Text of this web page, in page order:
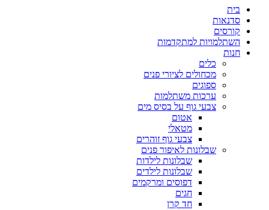
בית
סדנאות
קורסים
השתלמויות למתקדמות
חנות
כלים
מכחולים לציורי פנים
ספוגים
ערכות משתלמות
צבעי גוף על בסיס מים
אטום
מטאלי
צבעי גוף זוהרים
שבלונות לאיפור פנים
שבלונות לילדות
שבלונות לילדים
דפוסים ומרקמים
חגים
חד קרן